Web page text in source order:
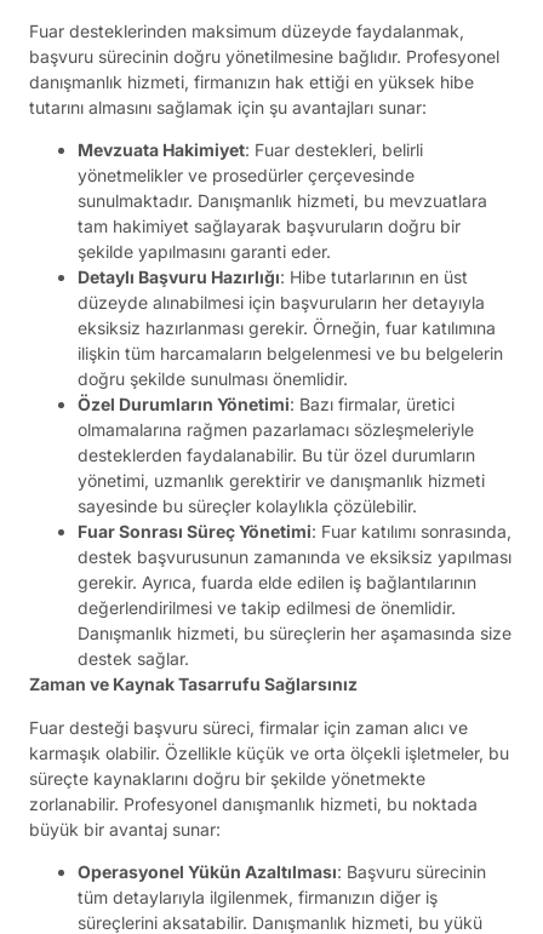
Fuar desteklerinden maksimum düzeyde faydalanmak,
başvuru sürecinin doğru yönetilmesine bağlıdır. Profesyonel
danışmanlık hizmeti, firmanızın hak ettiği en yüksek hibe
tutarını almasını sağlamak için şu avantajları sunar:
Mevzuata Hakimiyet: Fuar destekleri, belirli
yönetmelikler ve prosedürler çerçevesinde
sunulmaktadır. Danışmanlık hizmeti, bu mevzuatlara
tam hakimiyet sağlayarak başvuruların doğru bir
şekilde yapılmasını garanti eder.
Detaylı Başvuru Hazırlığı: Hibe tutarlarının en üst
düzeyde alınabilmesi için başvuruların her detayıyla
eksiksiz hazırlanması gerekir. Örneğin, fuar katılımına
ilişkin tüm harcamaların belgelenmesi ve bu belgelerin
doğru şekilde sunulması önemlidir.
Özel Durumların Yönetimi: Bazı firmalar, üretici
olmamalarına rağmen pazarlamacı sözleşmeleriyle
desteklerden faydalanabilir. Bu tür özel durumların
yönetimi, uzmanlık gerektirir ve danışmanlık hizmeti
sayesinde bu süreçler kolaylıkla çözülebilir.
Fuar Sonrası Süreç Yönetimi: Fuar katılımı sonrasında,
destek başvurusunun zamanında ve eksiksiz yapılması
gerekir. Ayrıca, fuarda elde edilen iş bağlantılarının
değerlendirilmesi ve takip edilmesi de önemlidir.
Danışmanlık hizmeti, bu süreçlerin her aşamasında size
destek sağlar.
Zaman ve Kaynak Tasarrufu Sağlarsınız
Fuar desteği başvuru süreci, firmalar için zaman alıcı ve
karmaşık olabilir. Özellikle küçük ve orta ölçekli işletmeler, bu
süreçte kaynaklarını doğru bir şekilde yönetmekte
zorlanabilir. Profesyonel danışmanlık hizmeti, bu noktada
büyük bir avantaj sunar:
Operasyonel Yükün Azaltılması: Başvuru sürecinin
tüm detaylarıyla ilgilenmek, firmanızın diğer iş
süreçlerini aksatabilir. Danışmanlık hizmeti, bu yükü